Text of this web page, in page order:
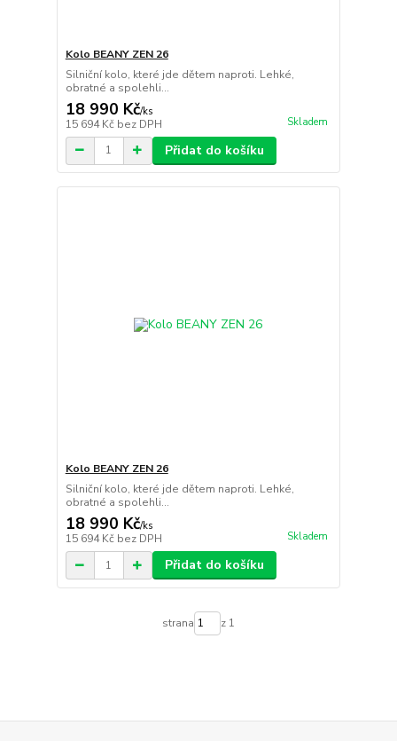
Kolo BEANY ZEN 26
Silniční kolo, které jde dětem naproti. Lehké,
obratné a spolehli...
18 990 Kč/ks
15 694 Kč bez DPH Skladem
Přidat do košíku
Kolo BEANY ZEN 26
Silniční kolo, které jde dětem naproti. Lehké,
obratné a spolehli...
18 990 Kč/ks
15 694 Kč bez DPH Skladem
Přidat do košíku
strana z 1